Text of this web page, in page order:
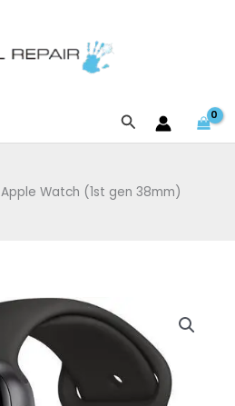
Buscar
Apple Watch (1st gen 38mm)